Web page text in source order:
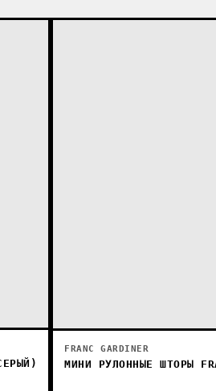
FRANC GARDINER
МИНИ РУЛОННЫЕ ШТОРЫ